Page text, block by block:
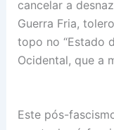
cancelar a
Guerra Fria,
topo no “Estado
Ocidental, que a
Este pós-